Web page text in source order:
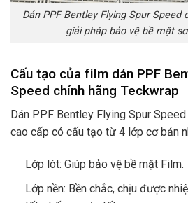
Dán PPF Bentley Flying Spur Speed
giải pháp bảo vệ bề mặt
Cấu tạo của film dán PPF
Speed chính hãng Teckwrap
Dán PPF Bentley Flying Spur
cao cấp có cấu tạo từ 4 lớp cơ bản
Lớp lót: Giúp bảo vệ bề mặt Film.
Lớp nền: Bền chắc, chịu được